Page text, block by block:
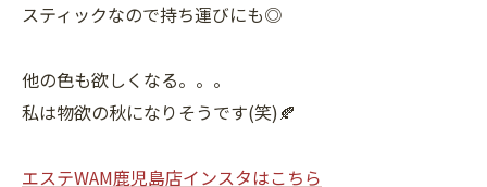
スティックなので持ち運びにも◎
他の色も欲しくなる。。。
私は物欲の秋になりそうです(笑)🍂
エステWAM鹿児島店インスタはこちら